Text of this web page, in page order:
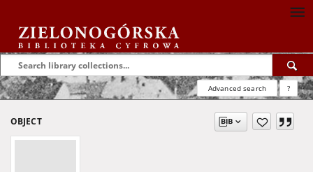
Advanced search ?
OBJECT